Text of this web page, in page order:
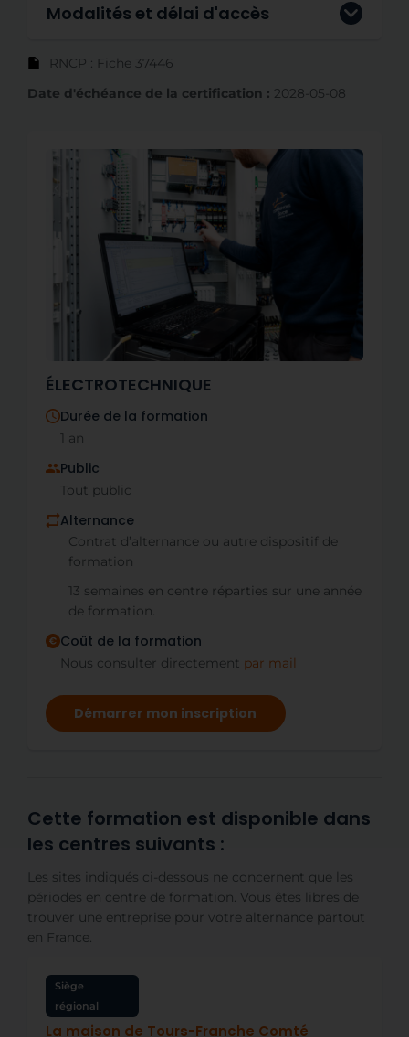
Modalités et délai d'accès
RNCP : Fiche 37446
Date d'échéance de la certification : 2028-05-08
ÉLECTROTECHNIQUE
Durée de la formation
1 an
Public
Tout public
Alternance
Contrat d’alternance ou autre dispositif de
formation
13 semaines en centre réparties sur une année
de formation.
Coût de la formation
Nous consulter directement par mail
Démarrer mon inscription
Cette formation est disponible dans
les centres suivants :
Les sites indiqués ci-dessous ne concernent que les
périodes en centre de formation. Vous êtes libres de
trouver une entreprise pour votre alternance partout
en France.
Siège
régional
La maison de Tours-Franche Comté